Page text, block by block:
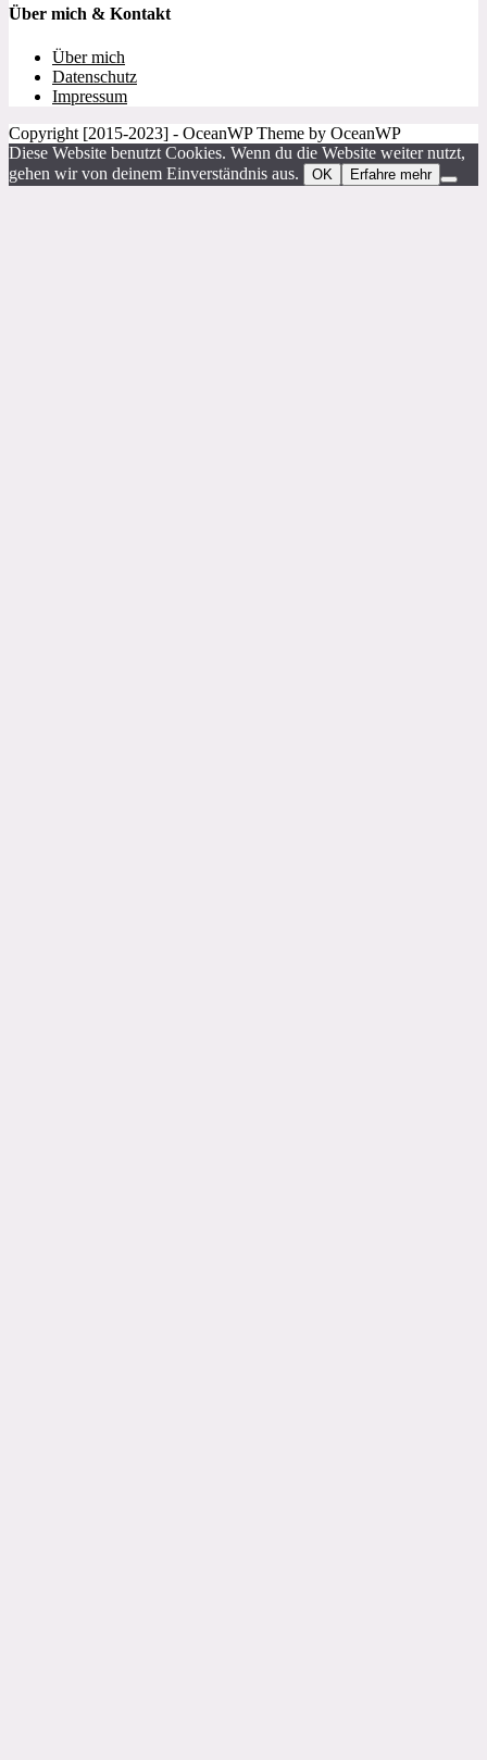
Über mich & Kontakt
Über mich
Datenschutz
Impressum
Copyright [2015-2023] - OceanWP Theme by OceanWP
Diese Website benutzt Cookies. Wenn du die Website weiter nutzt,
gehen wir von deinem Einverständnis aus.
OK Erfahre mehr